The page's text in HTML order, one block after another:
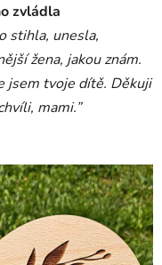
zvládla
stihla, unesla,
žena, jakou znám.
jsem tvoje dítě. Děkuji
mami.”